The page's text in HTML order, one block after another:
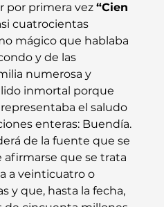
por primera vez “Cien
cuatrocientas
mágico que hablaba
y de las
numerosa y
inmortal porque
el saludo
enteras: Buendía.
de la fuente que se
que se trata
a veinticuatro o
y que, hasta la fecha,